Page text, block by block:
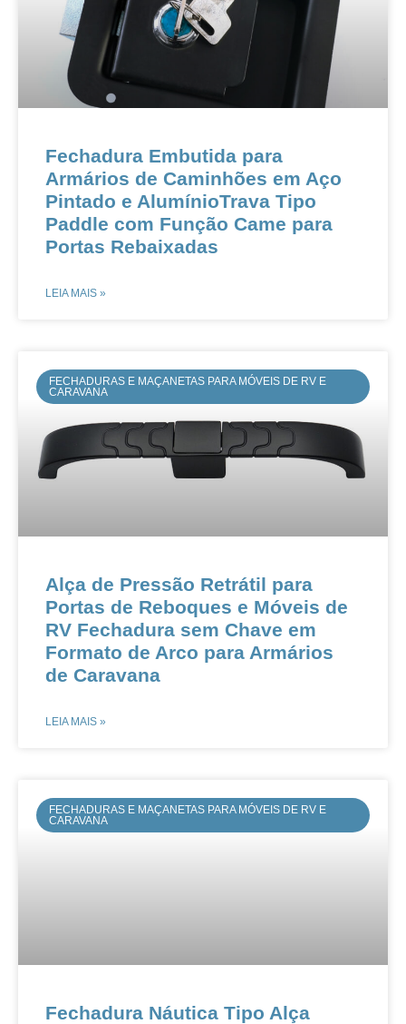
​​Fechadura Embutida para
Armários de Caminhões em Aço
Pintado e Alumínio​​​​Trava Tipo
Paddle com Função Came para
Portas Rebaixadas​​
LEIA MAIS »
FECHADURAS E MAÇANETAS PARA MÓVEIS DE RV E
CARAVANA
​​​​Alça de Pressão Retrátil para
Portas de Reboques e Móveis de
RV​​ ​​Fechadura sem Chave em
Formato de Arco para Armários
de Caravana​
LEIA MAIS »
FECHADURAS E MAÇANETAS PARA MÓVEIS DE RV E
CARAVANA
Fechadura Náutica Tipo Alça